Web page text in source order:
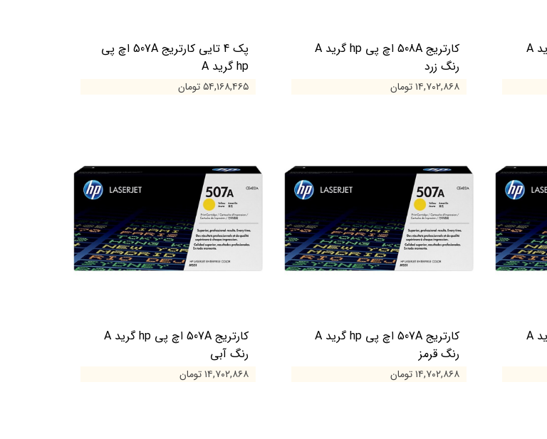
کارتریج 508A اچ پی hp گرید A
کارتریج 508A اچ پی hp گرید A
رنگ زرد
۱۴,۷۰۲,۸۶۸ تومان
پک 4 تایی کارتریج 507A اچ پی
hp گرید A
۵۴,۱۶۸,۴۶۵ تومان
کارتریج 507A اچ پی hp گرید A
کارتریج 507A اچ پی hp گرید A
رنگ قرمز
۱۴,۷۰۲,۸۶۸ تومان
کارتریج 507A اچ پی hp گرید A
رنگ آبی
۱۴,۷۰۲,۸۶۸ تومان